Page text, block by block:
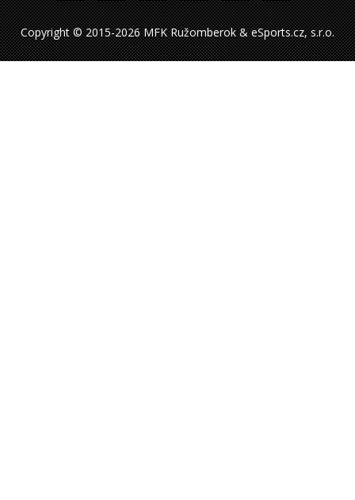
Copyright © 2015-2026 MFK Ružomberok & eSports.cz, s.r.o.